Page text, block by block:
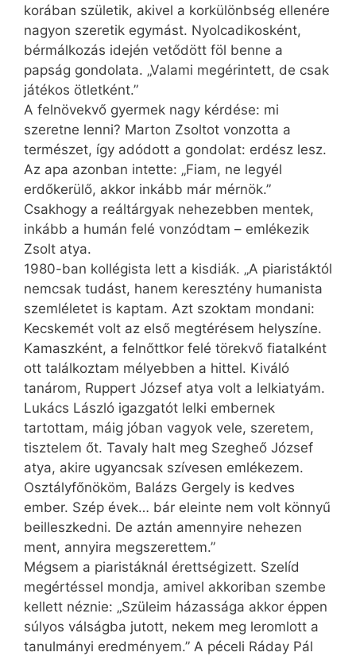
korában születik, akivel a korkülönbség ellenére
nagyon szeretik egymást. Nyolcadikosként,
bérmálkozás idején vetődött föl benne a
papság gondolata. „Valami megérintett, de csak
játékos ötletként.”
A felnövekvő gyermek nagy kérdése: mi
szeretne lenni? Marton Zsoltot vonzotta a
természet, így adódott a gondolat: erdész lesz.
Az apa azonban intette: „Fiam, ne legyél
erdőkerülő, akkor inkább már mérnök.”
Csakhogy a reál­tárgyak nehezebben mentek,
inkább a humán felé vonzódtam – emlékezik
Zsolt atya.
1980-ban kollégista lett a kisdiák. „A piaristáktól
nemcsak tudást, hanem keresztény humanista
szemléletet is kaptam. Azt szoktam mondani:
Kecskemét volt az első megtérésem helyszíne.
Kamaszként, a felnőttkor felé törekvő fiatalként
ott találkoztam mélyebben a hittel. Kiváló
tanárom, Ruppert József atya volt a lelkiatyám.
Lukács László igazgatót lelki embernek
tartottam, máig jóban vagyok vele, szeretem,
tisztelem őt. Tavaly halt meg Szegheő József
atya, akire ugyancsak szívesen emlékezem.
Osztályfőnököm, Balázs Gergely is kedves
ember. Szép évek… bár eleinte nem volt könnyű
beilleszkedni. De aztán amennyire nehezen
ment, annyira megszerettem.”
Mégsem a piaristáknál érettségizett. Szelíd
megértéssel mondja, amivel akkoriban szembe
kellett néznie: „Szüleim házassága akkor éppen
súlyos válságba jutott, nekem meg leromlott a
tanulmányi eredményem.” A péceli Ráday Pál